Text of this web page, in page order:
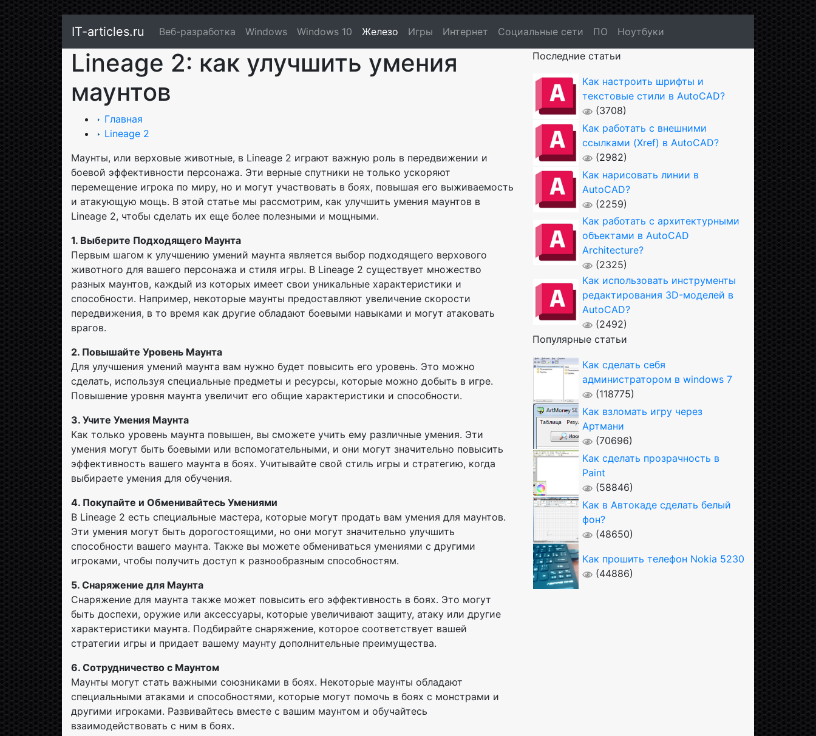
IT-articles.ru Веб-разработка Windows Windows 10 Железо Игры Интернет Социальные сети ПО Ноутбуки
Lineage 2: как улучшить умения
маунтов
Главная
Lineage 2
Маунты, или верховые животные, в Lineage 2 играют важную роль в передвижении и
боевой эффективности персонажа. Эти верные спутники не только ускоряют
перемещение игрока по миру, но и могут участвовать в боях, повышая его выживаемость
и атакующую мощь. В этой статье мы рассмотрим, как улучшить умения маунтов в
Lineage 2, чтобы сделать их еще более полезными и мощными.
1. Выберите Подходящего Маунта
Первым шагом к улучшению умений маунта является выбор подходящего верхового
животного для вашего персонажа и стиля игры. В Lineage 2 существует множество
разных маунтов, каждый из которых имеет свои уникальные характеристики и
способности. Например, некоторые маунты предоставляют увеличение скорости
передвижения, в то время как другие обладают боевыми навыками и могут атаковать
врагов.
2. Повышайте Уровень Маунта
Для улучшения умений маунта вам нужно будет повысить его уровень. Это можно
сделать, используя специальные предметы и ресурсы, которые можно добыть в игре.
Повышение уровня маунта увеличит его общие характеристики и способности.
3. Учите Умения Маунта
Как только уровень маунта повышен, вы сможете учить ему различные умения. Эти
умения могут быть боевыми или вспомогательными, и они могут значительно повысить
эффективность вашего маунта в боях. Учитывайте свой стиль игры и стратегию, когда
выбираете умения для обучения.
4. Покупайте и Обменивайтесь Умениями
В Lineage 2 есть специальные мастера, которые могут продать вам умения для маунтов.
Эти умения могут быть дорогостоящими, но они могут значительно улучшить
способности вашего маунта. Также вы можете обмениваться умениями с другими
игроками, чтобы получить доступ к разнообразным способностям.
5. Снаряжение для Маунта
Снаряжение для маунта также может повысить его эффективность в боях. Это могут
быть доспехи, оружие или аксессуары, которые увеличивают защиту, атаку или другие
характеристики маунта. Подбирайте снаряжение, которое соответствует вашей
стратегии игры и придает вашему маунту дополнительные преимущества.
6. Сотрудничество с Маунтом
Маунты могут стать важными союзниками в боях. Некоторые маунты обладают
специальными атаками и способностями, которые могут помочь в боях с монстрами и
другими игроками. Развивайтесь вместе с вашим маунтом и обучайтесь
взаимодействовать с ним в боях.
Последние статьи
Как настроить шрифты и
текстовые стили в AutoCAD?
(3708)
Как работать с внешними
ссылками (Xref) в AutoCAD?
(2982)
Как нарисовать линии в
AutoCAD?
(2259)
Как работать с архитектурными
объектами в AutoCAD
Architecture?
(2325)
Как использовать инструменты
редактирования 3D-моделей в
AutoCAD?
(2492)
Популярные статьи
Как сделать себя
администратором в windows 7
(118775)
Как взломать игру через
Артмани
(70696)
Как сделать прозрачность в
Paint
(58846)
Как в Автокаде сделать белый
фон?
(48650)
Как прошить телефон Nokia 5230
(44886)